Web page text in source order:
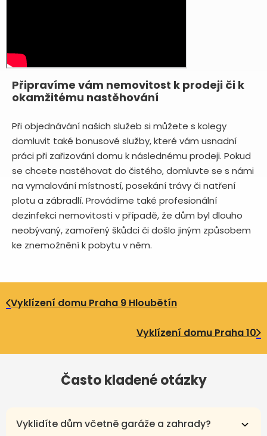
Připravíme vám nemovitost k prodeji či k
okamžitému nastěhování
Při objednávání našich služeb si můžete s kolegy
domluvit také bonusové služby, které vám usnadní
práci při zařizování domu k následnému prodeji. Pokud
se chcete nastěhovat do čistého, domluvte se s námi
na vymalování místností, posekání trávy či natření
plotu a zábradlí. Provádíme také profesionální
dezinfekci nemovitosti v případě, že dům byl dlouho
neobývaný, zamořený škůdci či došlo jiným způsobem
ke znemožnění k pobytu v něm.
Vyklízení domu Praha 9 Hloubětín
Vyklízení domu Praha 10
Často kladené otázky
Vyklidíte dům včetně garáže a zahrady?